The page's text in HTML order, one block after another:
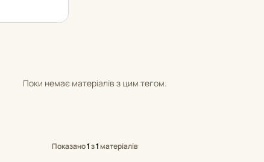
Поки немає матеріалів з цим тегом.
Показано1з1матеріалів